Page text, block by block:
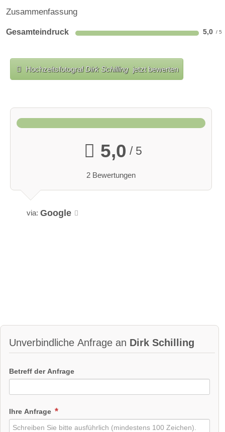
Zusammenfassung
Gesamteindruck 5,0
HochzeitsfotografDirk Schilling jetzt bewerten
5,0 / 5
2 Bewertungen
via: Google
Unverbindliche Anfrage an Dirk Schilling
Betreff der Anfrage
Ihre Anfrage